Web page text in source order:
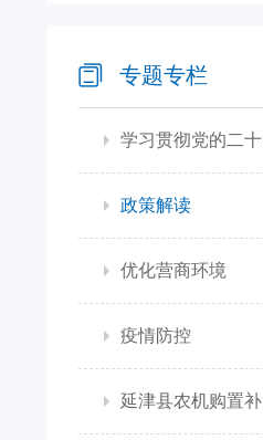
专题专栏
学习贯彻党的二十大精神
政策解读
优化营商环境
疫情防控
延津县农机购置补贴政策信息公开专栏